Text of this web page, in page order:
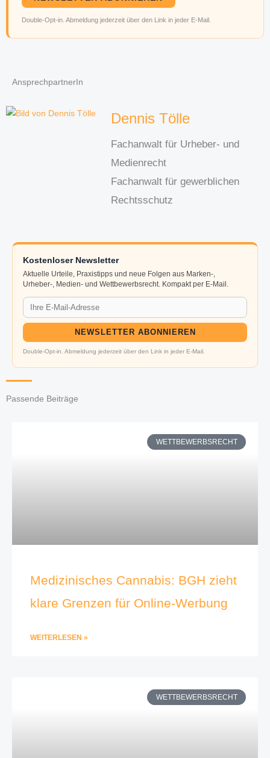
Double-Opt-in. Abmeldung jederzeit über den Link in jeder E-Mail.
AnsprechpartnerIn
Dennis Tölle
Fachanwalt für Urheber- und
Medienrecht
Fachanwalt für gewerblichen
Rechtsschutz
Kostenloser Newsletter
Aktuelle Urteile, Praxistipps und neue Folgen aus Marken-,
Urheber-, Medien- und Wettbewerbsrecht. Kompakt per E-Mail.
NEWSLETTER ABONNIEREN
Double-Opt-in. Abmeldung jederzeit über den Link in jeder E-Mail.
Passende Beiträge
WETTBEWERBSRECHT
Medizinisches Cannabis: BGH zieht
klare Grenzen für Online-Werbung
WEITERLESEN »
WETTBEWERBSRECHT